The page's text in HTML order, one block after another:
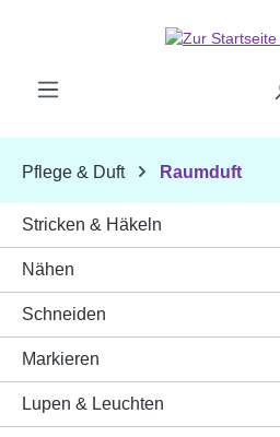
Pflege & Duft Raumduft
Stricken & Häkeln
Nähen
Schneiden
Markieren
Lupen & Leuchten